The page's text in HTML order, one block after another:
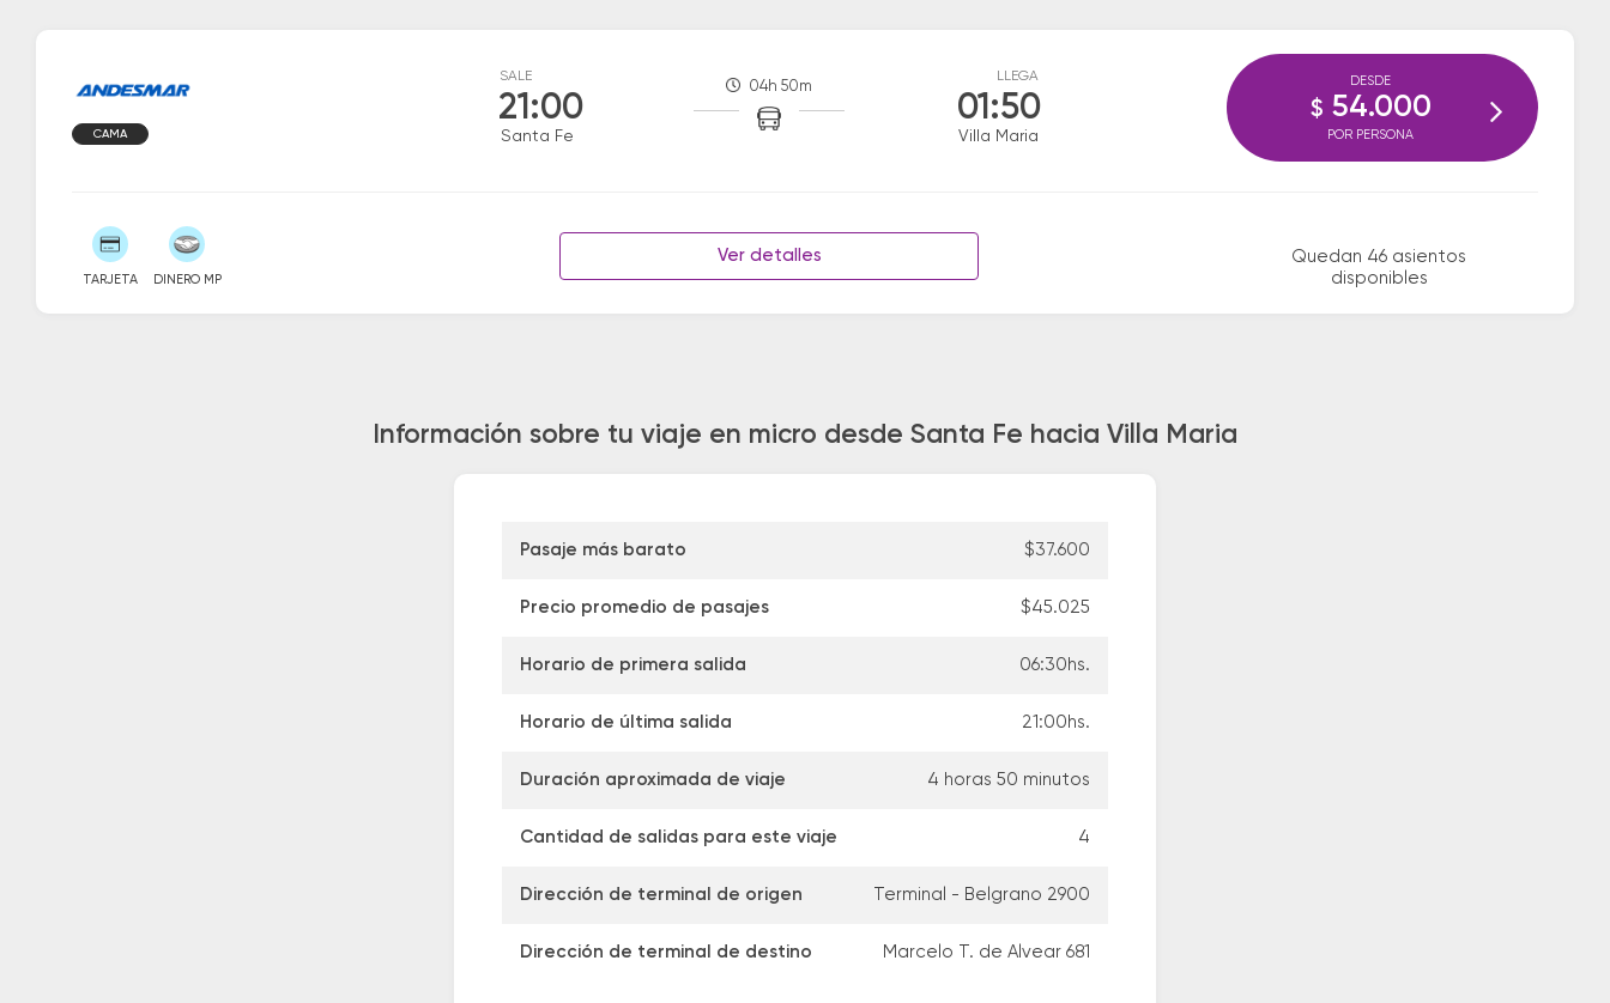
SALE
21:00
Santa Fe
04h 50m
LLEGA
01:50
Villa Maria
CAMA
TARJETA DINERO MP
Ver detalles
Quedan 46 asientos
disponibles
DESDE
$ 54.000
POR PERSONA
Información sobre tu viaje en micro desde Santa Fe hacia Villa Maria
Pasaje más barato $37.600
Precio promedio de pasajes $45.025
Horario de primera salida 06:30hs.
Horario de última salida 21:00hs.
Duración aproximada de viaje 4 horas 50 minutos
Cantidad de salidas para este viaje 4
Dirección de terminal de origen Terminal - Belgrano 2900
Dirección de terminal de destino Marcelo T. de Alvear 681